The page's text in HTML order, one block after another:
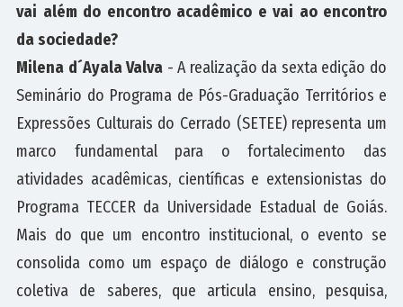
vai além do encontro acadêmico e vai ao encontro
da sociedade?
Milena d´Ayala Valva - A realização da sexta edição do
Seminário do Programa de Pós-Graduação Territórios e
Expressões Culturais do Cerrado (SETEE) representa um
marco fundamental para o fortalecimento das
atividades acadêmicas, científicas e extensionistas do
Programa TECCER da Universidade Estadual de Goiás.
Mais do que um encontro institucional, o evento se
consolida como um espaço de diálogo e construção
coletiva de saberes, que articula ensino, pesquisa,